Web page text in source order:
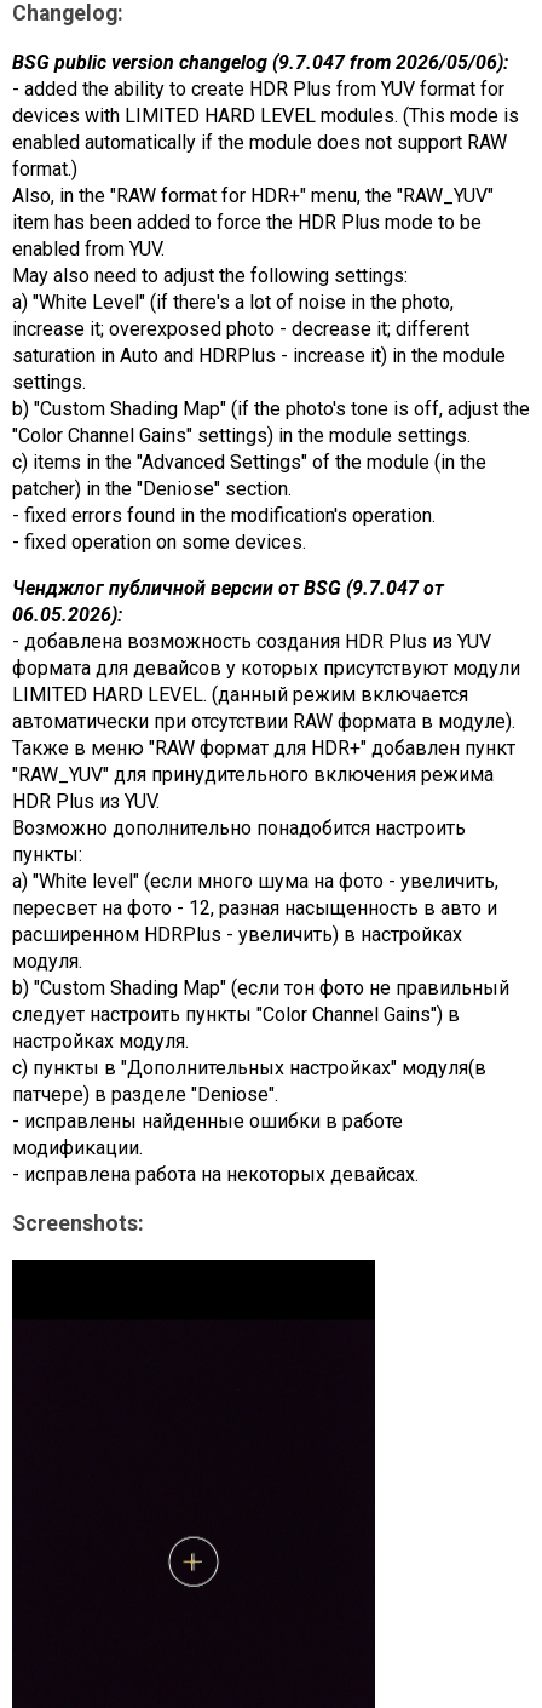
Changelog:
BSG public version changelog (9.7.047 from 2026/05/06):
- added the ability to create HDR Plus from YUV format for
devices with LIMITED HARD LEVEL modules. (This mode is
enabled automatically if the module does not support RAW
format.)
Also, in the "RAW format for HDR+" menu, the "RAW_YUV"
item has been added to force the HDR Plus mode to be
enabled from YUV.
May also need to adjust the following settings:
a) "White Level" (if there's a lot of noise in the photo,
increase it; overexposed photo - decrease it; different
saturation in Auto and HDRPlus - increase it) in the module
settings.
b) "Custom Shading Map" (if the photo's tone is off, adjust the
"Color Channel Gains" settings) in the module settings.
c) items in the "Advanced Settings" of the module (in the
patcher) in the "Deniose" section.
- fixed errors found in the modification's operation.
- fixed operation on some devices.
Ченджлог публичной версии от BSG (9.7.047 от
06.05.2026):
- добавлена возможность создания HDR Plus из YUV
формата для девайсов у которых присутствуют модули
LIMITED HARD LEVEL. (данный режим включается
автоматически при отсутствии RAW формата в модуле).
Также в меню "RAW формат для HDR+" добавлен пункт
"RAW_YUV" для принудительного включения режима
HDR Plus из YUV.
Возможно дополнительно понадобится настроить
пункты:
a) "White level" (если много шума на фото - увеличить,
пересвет на фото - 12, разная насыщенность в авто и
расширенном HDRPlus - увеличить) в настройках
модуля.
b) "Custom Shading Map" (если тон фото не правильный
следует настроить пункты "Color Channel Gains") в
настройках модуля.
c) пункты в "Дополнительных настройках" модуля(в
патчере) в разделе "Deniose".
- исправлены найденные ошибки в работе
модификации.
- исправлена работа на некоторых девайсах.
Screenshots: